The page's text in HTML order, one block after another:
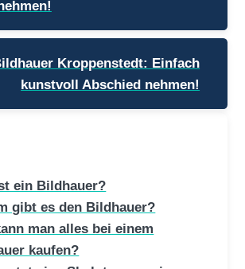
Kroppenstedt: Einfach
kunstvoll Abschied nehmen!
ein Bildhauer?
gibt es den Bildhauer?
man alles bei einem
kaufen?